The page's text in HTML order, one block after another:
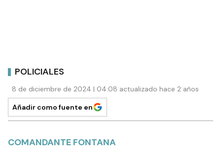
POLICIALES
8 de diciembre de 2024 | 04:08 actualizado hace 2 años
Añadir como fuente en
COMANDANTE FONTANA